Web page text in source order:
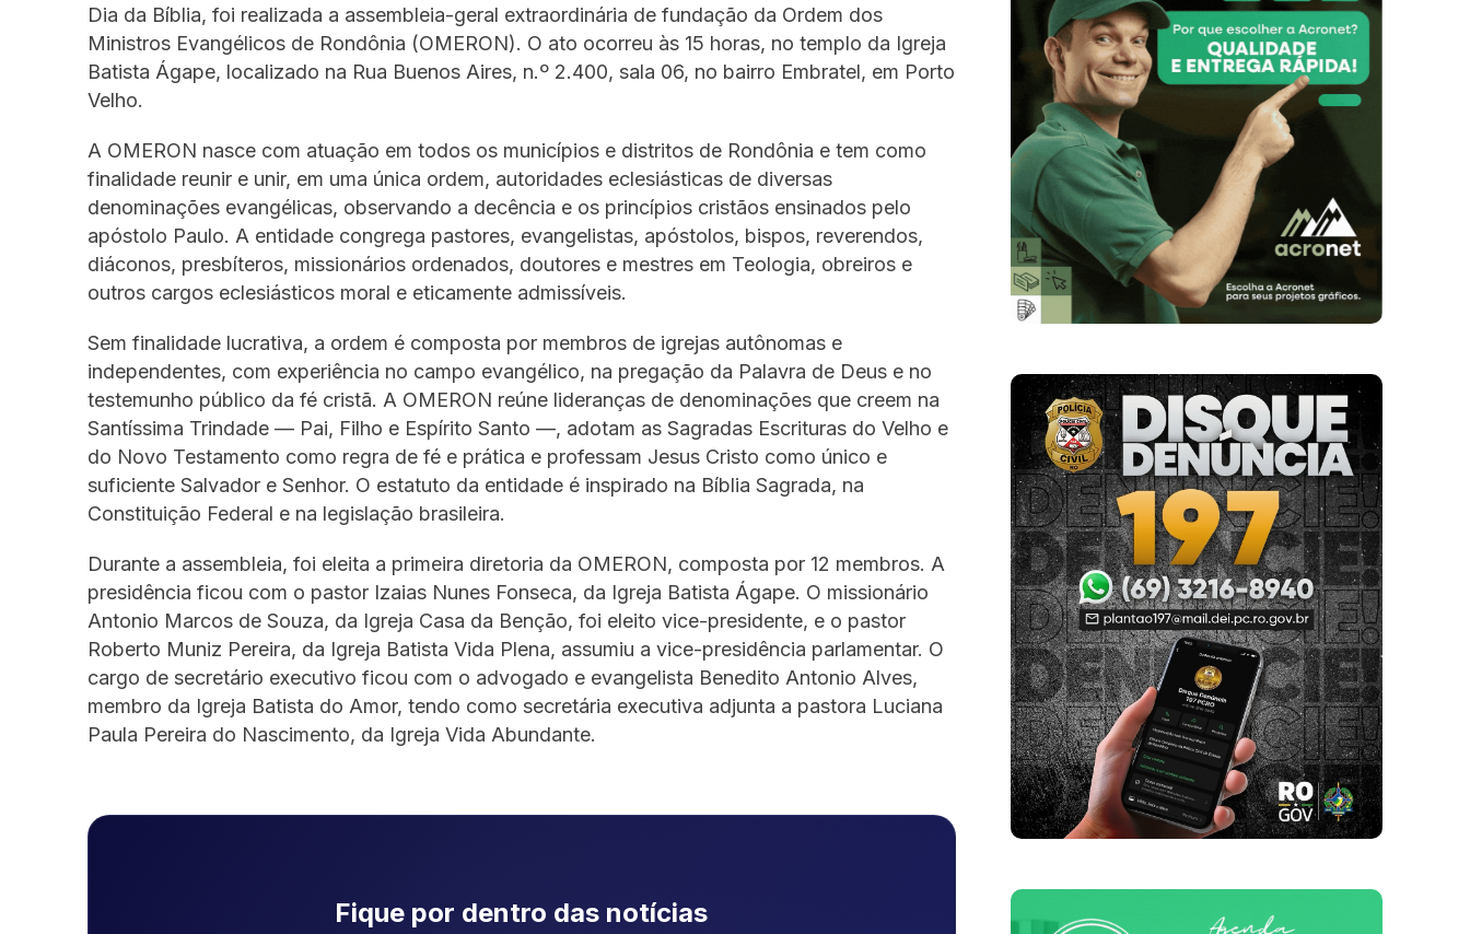
Dia da Bíblia, foi realizada a assembleia-geral extraordinária de fundação da Ordem dos
Ministros Evangélicos de Rondônia (OMERON). O ato ocorreu às 15 horas, no templo da Igreja
Batista Ágape, localizado na Rua Buenos Aires, n.º 2.400, sala 06, no bairro Embratel, em Porto
Velho.
A OMERON nasce com atuação em todos os municípios e distritos de Rondônia e tem como
finalidade reunir e unir, em uma única ordem, autoridades eclesiásticas de diversas
denominações evangélicas, observando a decência e os princípios cristãos ensinados pelo
apóstolo Paulo. A entidade congrega pastores, evangelistas, apóstolos, bispos, reverendos,
diáconos, presbíteros, missionários ordenados, doutores e mestres em Teologia, obreiros e
outros cargos eclesiásticos moral e eticamente admissíveis.
Sem finalidade lucrativa, a ordem é composta por membros de igrejas autônomas e
independentes, com experiência no campo evangélico, na pregação da Palavra de Deus e no
testemunho público da fé cristã. A OMERON reúne lideranças de denominações que creem na
Santíssima Trindade — Pai, Filho e Espírito Santo —, adotam as Sagradas Escrituras do Velho e
do Novo Testamento como regra de fé e prática e professam Jesus Cristo como único e
suficiente Salvador e Senhor. O estatuto da entidade é inspirado na Bíblia Sagrada, na
Constituição Federal e na legislação brasileira.
Durante a assembleia, foi eleita a primeira diretoria da OMERON, composta por 12 membros. A
presidência ficou com o pastor Izaias Nunes Fonseca, da Igreja Batista Ágape. O missionário
Antonio Marcos de Souza, da Igreja Casa da Benção, foi eleito vice-presidente, e o pastor
Roberto Muniz Pereira, da Igreja Batista Vida Plena, assumiu a vice-presidência parlamentar. O
cargo de secretário executivo ficou com o advogado e evangelista Benedito Antonio Alves,
membro da Igreja Batista do Amor, tendo como secretária executiva adjunta a pastora Luciana
Paula Pereira do Nascimento, da Igreja Vida Abundante.
Fique por dentro das notícias